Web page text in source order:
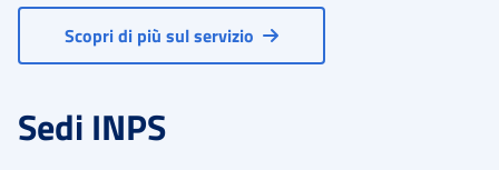
Scopri di più sul servizio
Sedi INPS